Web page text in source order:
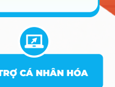
7 Tâm lý học
B00;
Đông phương học
9
phương tiện